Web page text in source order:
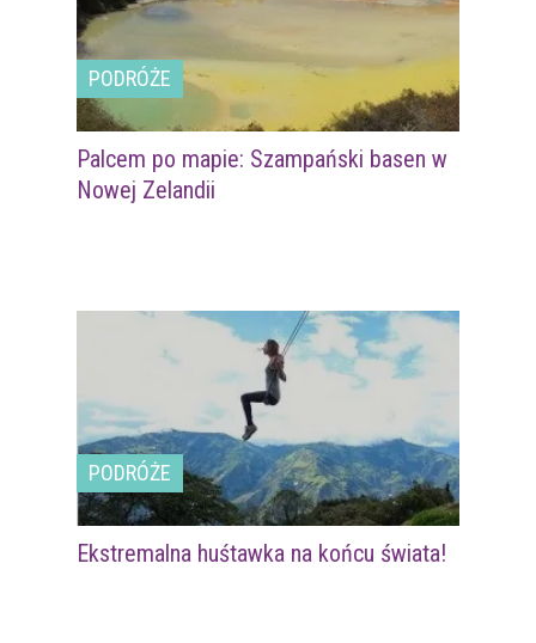
PODRÓŻE
Palcem po mapie: Szampański basen w
Nowej Zelandii
PODRÓŻE
Ekstremalna huśtawka na końcu świata!